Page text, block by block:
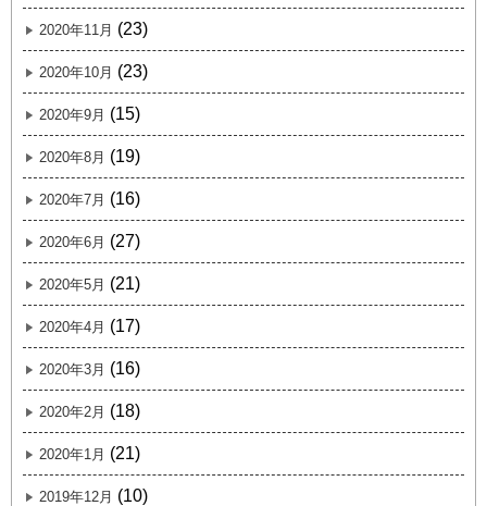
2020年11月 (23)
2020年10月 (23)
2020年9月 (15)
2020年8月 (19)
2020年7月 (16)
2020年6月 (27)
2020年5月 (21)
2020年4月 (17)
2020年3月 (16)
2020年2月 (18)
2020年1月 (21)
2019年12月 (10)